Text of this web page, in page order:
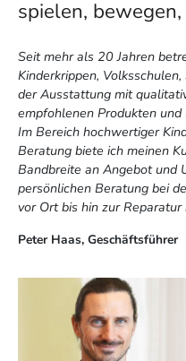
spielen,
Seit mehr als 20 Jahren
Kinderkrippen,
der Ausstattung mit
empfohlenen Produkten
Im Bereich hochwertiger
Beratung biete ich meinen
Bandbreite an Angebot und
persönlichen Beratung bei
vor Ort bis hin zur Reparatur
Peter Haas, Geschäftsführer